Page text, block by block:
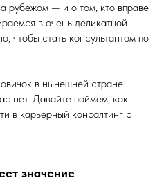
рубежом — и о том, кто вправе
в очень деликатной
чтобы стать консультантом по
в нынешней стране
нет. Давайте поймем, как
в карьерный консалтинг с
значение